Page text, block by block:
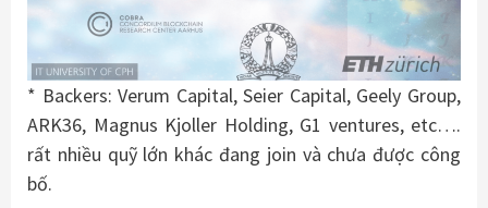
* Backers: Verum Capital, Seier Capital, Geely Group,
ARK36, Magnus Kjoller Holding, G1 ventures, etc….
rất nhiều quỹ lớn khác đang join và chưa được công
bố.